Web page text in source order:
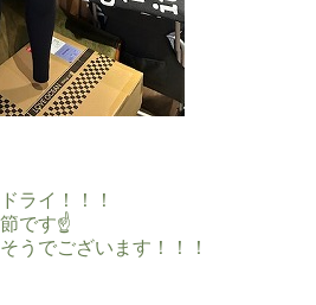
ライ！！！
です☝
うでございます！！！